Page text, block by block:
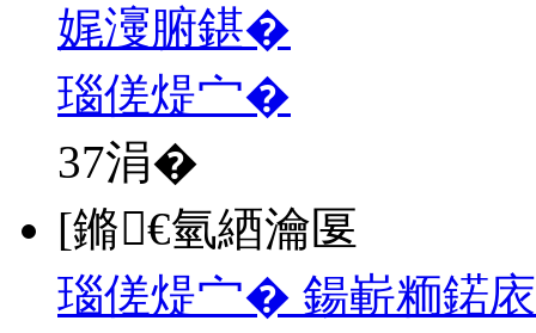
娓濅腑鍖�
瑙傞煶宀�
37涓�
[鏅€氫綇瀹匽
瑙傞煶宀� 鍚嶄粫鍩